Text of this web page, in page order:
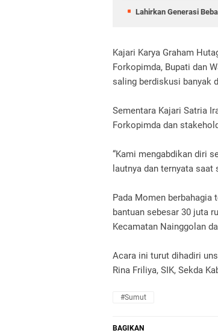
Lahirkan Generasi
Kajari Karya Graham
Forkopimda, Bupati dan
saling berdiskusi banyak
Sementara Kajari Satria
Forkopimda dan
“Kami mengabdikan diri
lautnya dan ternyata saat
Pada Momen berbahagia
bantuan sebesar 30 juta
Kecamatan Nainggolan
Acara ini turut dihadiri
Rina Friliya, SIK, Sekda
#Sumut
BAGIKAN